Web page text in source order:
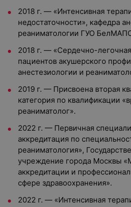
2018 г. — «Интенсивная
недостаточности», кафедра
реаниматологии ГУО
2018 г. — «Сердечно-
пациентов акушерского
анестезиологии и
2019 г. — Присвоена вторая
категория по квалификации
реаниматолог».
2022 г. — Первичная
аккредитация по
реаниматология»,
учреждение города Москвы
аккредитации и
сфере здравоохранения».
2022 г. — «Интенсивная